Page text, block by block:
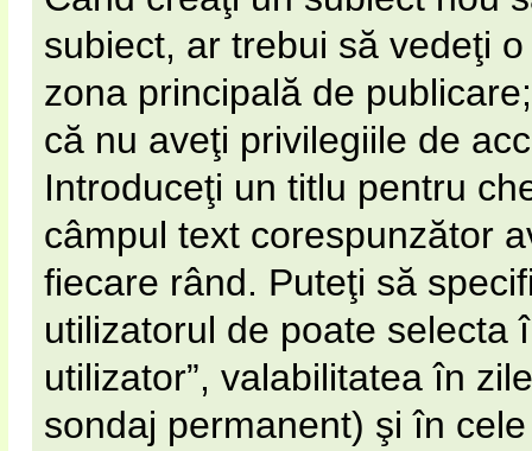
subiect, ar trebui să vedeţi
zona principală de
că nu aveţi privilegiile de
Introduceţi un titlu pentru
câmpul text corespunzător
fiecare rând. Puteţi să
utilizatorul de poate selecta
utilizator”, valabilitatea în
sondaj permanent) şi în